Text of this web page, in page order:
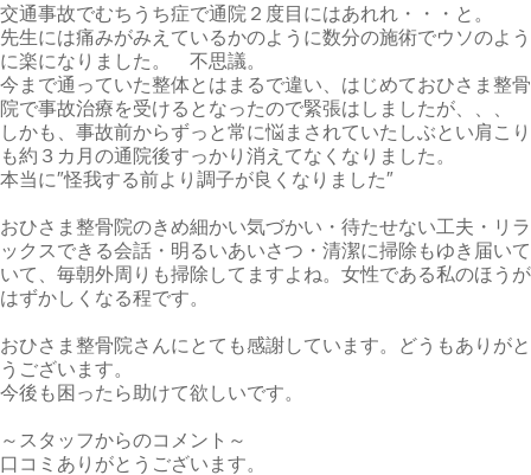
交通事故でむちうち症で通院２度目にはあれれ・・・と。
先生には痛みがみえているかのように数分の施術でウソのよう
に楽になりました。 不思議。
今まで通っていた整体とはまるで違い、はじめておひさま整骨
院で事故治療を受けるとなったので緊張はしましたが、、、
しかも、事故前からずっと常に悩まされていたしぶとい肩こり
も約３カ月の通院後すっかり消えてなくなりました。
本当に″怪我する前より調子が良くなりました″
おひさま整骨院のきめ細かい気づかい・待たせない工夫・リラ
ックスできる会話・明るいあいさつ・清潔に掃除もゆき届いて
いて、毎朝外周りも掃除してますよね。女性である私のほうが
はずかしくなる程です。
おひさま整骨院さんにとても感謝しています。どうもありがと
うございます。
今後も困ったら助けて欲しいです。
～スタッフからのコメント～
口コミありがとうございます。